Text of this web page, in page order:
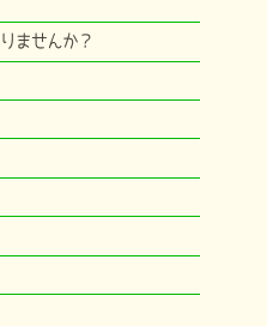
ませんか？